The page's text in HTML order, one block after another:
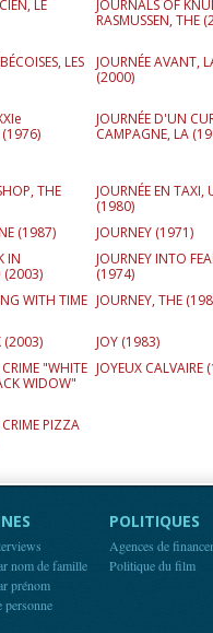
LE
JOURNALS OF
RASMUSSEN, THE (
LES
JOURNÉE AVANT,
(2000)
1976)
JOURNÉE D'UN
CAMPAGNE, LA (
THE
JOURNÉE EN TAXI,
(1980)
(1987) JOURNEY (1971)
IN
(2003)
JOURNEY INTO
(1974)
WITH TIME JOURNEY, THE (
(2003) JOY (1983)
"WHITE
WIDOW"
JOYEUX CALVAIRE (
PIZZA
nom de famille
prénom
personne
POLITIQUES
Agences de
Politique du film